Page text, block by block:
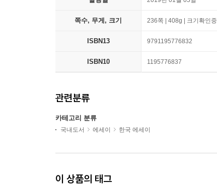
쪽수, 무게, 크기 236쪽 | 408g | 크기확인중
ISBN13 9791195776832
ISBN10 1195776837
관련분류
카테고리 분류
국내도서 에세이 한국 에세이
이 상품의 태그